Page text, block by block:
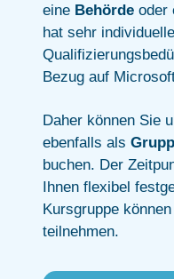
eine Behörde oder
hat sehr
Bezug auf
Daher können Sie
ebenfalls als
buchen. Der
Ihnen flexibel
Kursgruppe
teilnehmen.